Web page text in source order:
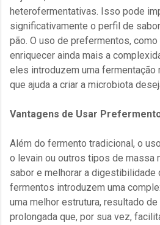
heterofermentativas. Isso pode
significativamente o perfil de
pão. O uso de prefermentos,
enriquecer ainda mais a
eles introduzem uma fermentação
que ajuda a criar a microbiota
Vantagens de Usar
Além do fermento tradicional, o
o levain ou outros tipos de massa
sabor e melhorar a digestibilidade
fermentos introduzem uma
uma melhor estrutura, resultado
prolongada que, por sua vez,